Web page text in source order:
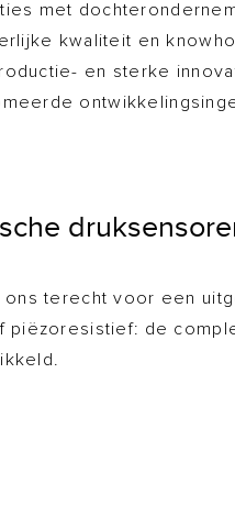
met
kwaliteit en
en sterke
ons terecht voor een
piëzoresistief: de